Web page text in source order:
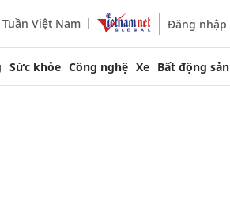
Tuần Việt Nam Đăng nhập
Sức khỏe Công nghệ Xe Bất động sản